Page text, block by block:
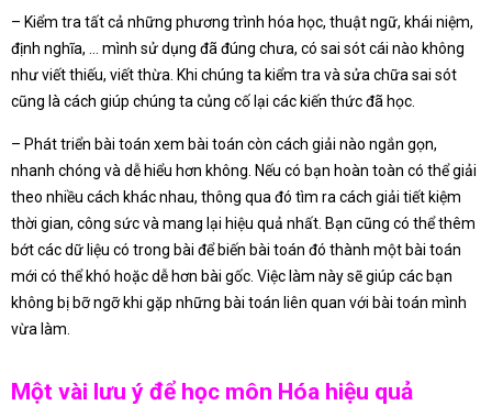
– Kiểm tra tất cả những phương trình hóa học, thuật ngữ, khái niệm,
định nghĩa, … mình sử dụng đã đúng chưa, có sai sót cái nào không
như viết thiếu, viết thừa. Khi chúng ta kiểm tra và sửa chữa sai sót
cũng là cách giúp chúng ta củng cố lại các kiến thức đã học.
– Phát triển bài toán xem bài toán còn cách giải nào ngắn gọn,
nhanh chóng và dễ hiểu hơn không. Nếu có bạn hoàn toàn có thể giải
theo nhiều cách khác nhau, thông qua đó tìm ra cách giải tiết kiệm
thời gian, công sức và mang lại hiệu quả nhất. Bạn cũng có thể thêm
bớt các dữ liệu có trong bài để biến bài toán đó thành một bài toán
mới có thể khó hoặc dễ hơn bài gốc. Việc làm này sẽ giúp các bạn
không bị bỡ ngỡ khi gặp những bài toán liên quan với bài toán mình
vừa làm.
Một vài lưu ý để học môn Hóa hiệu quả